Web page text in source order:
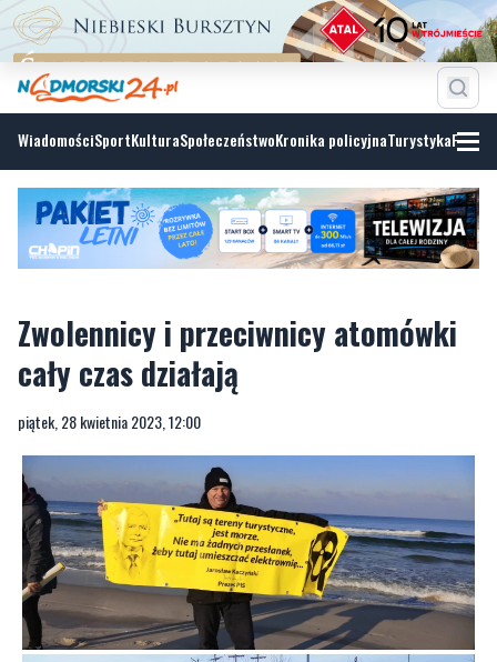
WiadomościSportKulturaSpołeczeństwoKronika policyjnaTurystyka
Zwolennicy i przeciwnicy atomówki
piątek, 28 kwietnia 2023, 12:00